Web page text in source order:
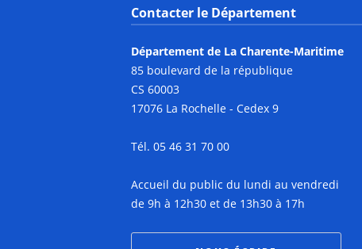
Contacter le Département
Département de La Charente-Maritime
85 boulevard de la république
CS 60003
17076 La Rochelle - Cedex 9
Tél. 05 46 31 70 00
Accueil du public du lundi au vendredi
de 9h à 12h30 et de 13h30 à 17h